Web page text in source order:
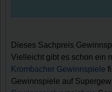
Dieses Sachpreis
Vielleicht gibt es schon ein
Krombacher Gewinnspiele
Gewinnspiele auf